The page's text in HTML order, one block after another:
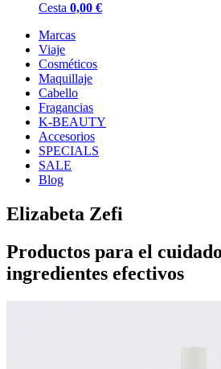
Cesta 0,00 €
Marcas
Viaje
Cosméticos
Maquillaje
Cabello
Fragancias
K-BEAUTY
Accesorios
SPECIALS
SALE
Blog
Elizabeta Zefi
Productos para el
ingredientes efectivos